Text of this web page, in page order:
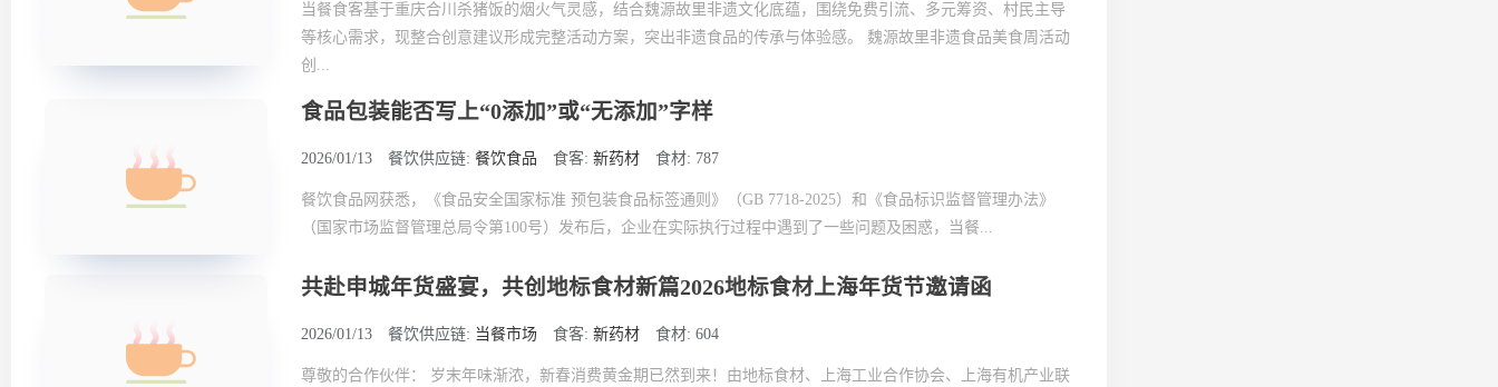
当餐食客基于重庆合川杀猪饭的烟火气灵感，结合魏源故里非遗文化底蕴，围绕免费引流、多元筹资、村民主导
等核心需求，现整合创意建议形成完整活动方案，突出非遗食品的传承与体验感。 魏源故里非遗食品美食周活动
创...
食品包装能否写上“0添加”或“无添加”字样
2026/01/13 餐饮供应链: 餐饮食品 食客: 新药材 食材: 787
餐饮食品网获悉，《食品安全国家标准 预包装食品标签通则》（GB 7718-2025）和《食品标识监督管理办法》
（国家市场监督管理总局令第100号）发布后，企业在实际执行过程中遇到了一些问题及困惑，当餐...
共赴申城年货盛宴，共创地标食材新篇2026地标食材上海年货节邀请函
2026/01/13 餐饮供应链: 当餐市场 食客: 新药材 食材: 604
尊敬的合作伙伴： 岁末年味渐浓，新春消费黄金期已然到来！由地标食材、上海工业合作协会、上海有机产业联